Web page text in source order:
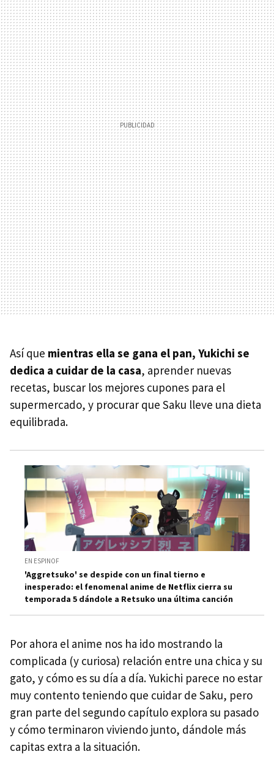
Así que mientras ella se gana el pan, Yukichi se
dedica a cuidar de la casa, aprender nuevas
recetas, buscar los mejores cupones para el
supermercado, y procurar que Saku lleve una dieta
equilibrada.
EN ESPINOF
'Aggretsuko' se despide con un final tierno e
inesperado: el fenomenal anime de Netflix cierra su
temporada 5 dándole a Retsuko una última canción
Por ahora el anime nos ha ido mostrando la
complicada (y curiosa) relación entre una chica y su
gato, y cómo es su día a día. Yukichi parece no estar
muy contento teniendo que cuidar de Saku, pero
gran parte del segundo capítulo explora su pasado
y cómo terminaron viviendo junto, dándole más
capitas extra a la situación.